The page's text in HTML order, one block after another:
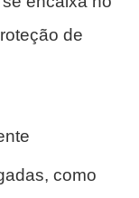
de
como